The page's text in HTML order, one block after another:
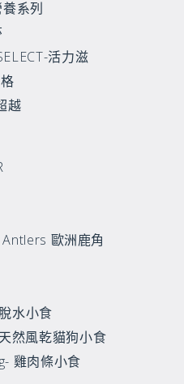
系列
活力滋
越
歐洲鹿角
水小食
然風乾貓狗小食
雞肉條小食